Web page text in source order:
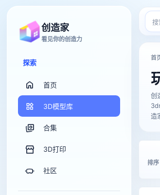
创造家
看见你的创造力
探索
首页
3D模型库
合集
3D打印
社区
搜
首
创
造
排序